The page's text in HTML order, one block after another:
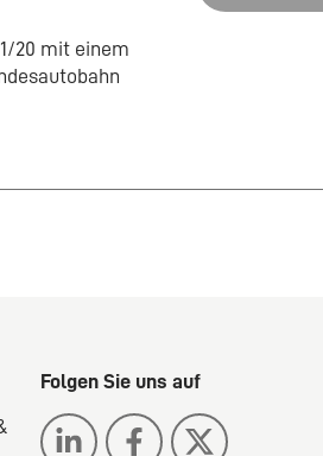
20 mit einem
Folgen Sie uns auf